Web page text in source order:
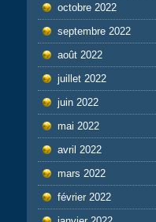
octobre 2022
septembre 2022
août 2022
juillet 2022
juin 2022
mai 2022
avril 2022
mars 2022
février 2022